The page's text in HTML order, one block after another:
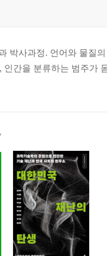
politics
construction of
engineering
fix
박사과정. 언어와 물질
인간을 분류하는 범주가